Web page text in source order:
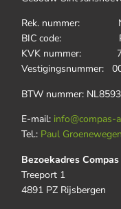
Rek. nummer:
BIC code:
KVK nummer:
Vestigingsnummer:
BTW nummer:
E-mail: info@compas-
Tel.: Paul
Bezoekadres
Treeport 1
4891 PZ Rijsbergen